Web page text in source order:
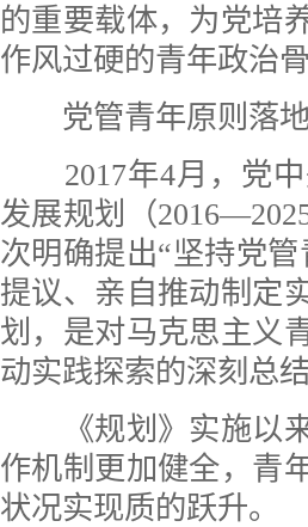
的重要载体，为党培
作风过硬的青年政治
党管青年原则落
2017年4月，党中
发展规划（
次明确提出“坚持党
提议、亲自推动制定
划，是对马克思主义
动实践探索的深刻总结
《规划》实施以来
作机制更加健全，青
状况实现质的跃升。